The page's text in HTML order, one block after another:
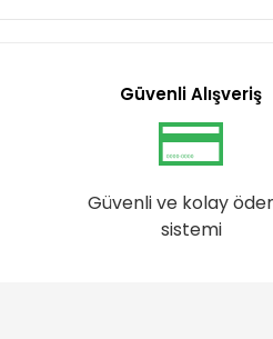
Güvenli Alışveriş
Güvenli ve kolay
sistemi